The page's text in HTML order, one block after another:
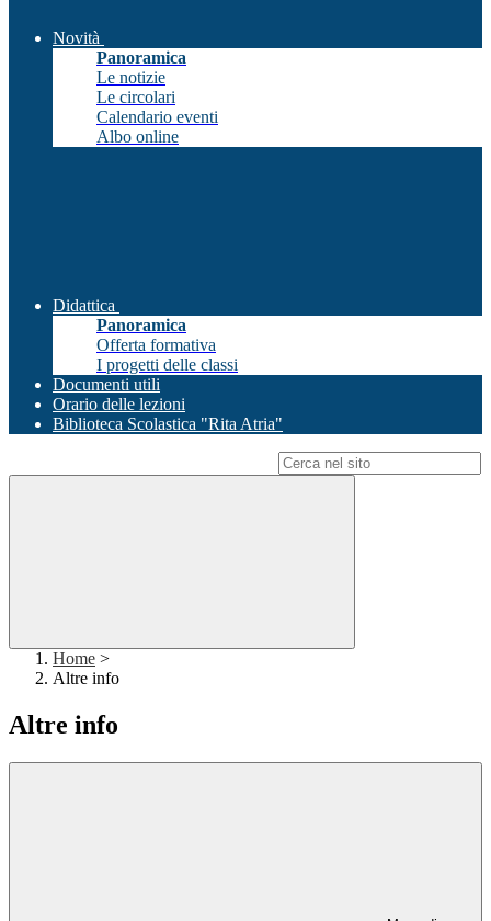
Novità
Panoramica
Le notizie
Le circolari
Calendario eventi
Albo online
Didattica
Panoramica
Offerta formativa
I progetti delle classi
Documenti utili
Orario delle lezioni
Biblioteca Scolastica "Rita Atria"
Home >
Altre info
Altre info